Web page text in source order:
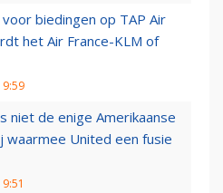
biedingen op TAP Air
het Air France-KLM of
niet de enige Amerikaanse
waarmee United een fusie